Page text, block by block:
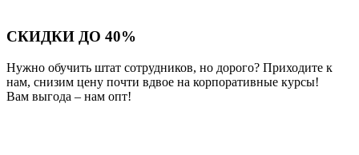
СКИДКИ ДО 40%
Нужно обучить штат сотрудников, но дорого? Приходите к
нам, снизим цену почти вдвое на корпоративные курсы!
Вам выгода – нам опт!